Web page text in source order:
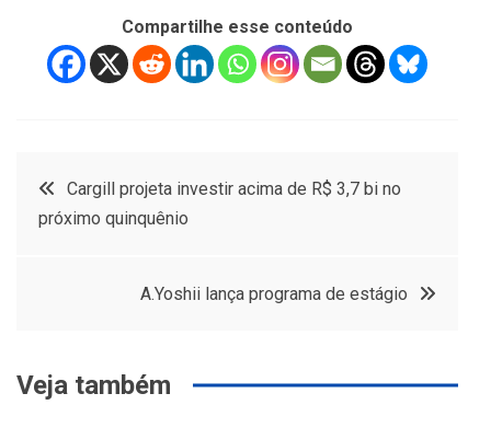
Compartilhe esse conteúdo
Navegação
de
Cargill projeta investir acima de R$ 3,7 bi no
próximo quinquênio
A.Yoshii lança programa de estágio
Veja também